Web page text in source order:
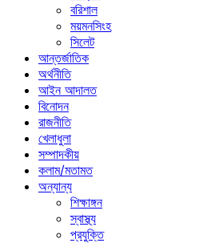
বরিশাল
ময়মনসিংহ
সিলেট
আন্তর্জাতিক
অর্থনীতি
আইন আদালত
বিনোদন
রাজনীতি
খেলাধুলা
সম্পাদকীয়
কলাম/মতামত
অন্যান্য
শিক্ষাঙ্গন
স্বাস্থ্য
প্রযুক্তি